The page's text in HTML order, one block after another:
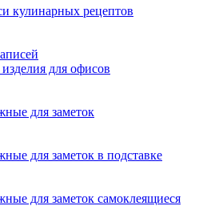
кулинарных рецептов
для офисов
для заметок
для заметок в подставке
для заметок самоклеящиеся